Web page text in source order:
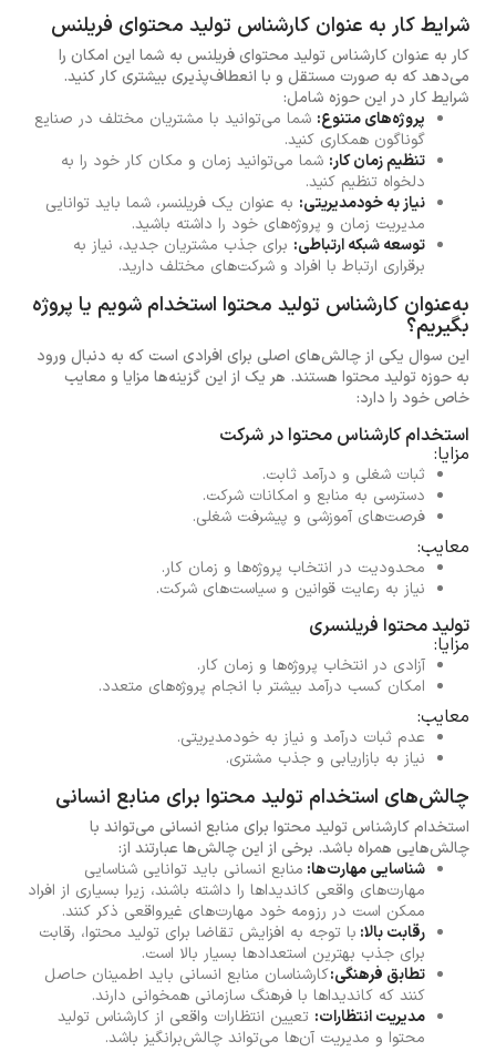
شرایط کار به عنوان کارشناس تولید محتوای فریلنس
کار به عنوان کارشناس تولید محتوای فریلنس به شما این امکان را
می‌دهد که به صورت مستقل و با انعطاف‌پذیری بیشتری کار کنید.
شرایط کار در این حوزه شامل:
پروژه‌های متنوع: شما می‌توانید با مشتریان مختلف در صنایع
گوناگون همکاری کنید.
تنظیم زمان کار: شما می‌توانید زمان و مکان کار خود را به
دلخواه تنظیم کنید.
نیاز به خودمدیریتی: به عنوان یک فریلنسر، شما باید توانایی
مدیریت زمان و پروژه‌های خود را داشته باشید.
توسعه شبکه ارتباطی: برای جذب مشتریان جدید، نیاز به
برقراری ارتباط با افراد و شرکت‌های مختلف دارید.
به‌عنوان کارشناس تولید محتوا استخدام شویم یا پروژه‌
بگیریم؟
این سوال یکی از چالش‌های اصلی برای افرادی است که به دنبال ورود
به حوزه تولید محتوا هستند. هر یک از این گزینه‌ها مزایا و معایب
خاص خود را دارد:
استخدام کارشناس محتوا در شرکت
مزایا:
ثبات شغلی و درآمد ثابت.
دسترسی به منابع و امکانات شرکت.
فرصت‌های آموزشی و پیشرفت شغلی.
معایب:
محدودیت در انتخاب پروژه‌ها و زمان کار.
نیاز به رعایت قوانین و سیاست‌های شرکت.
تولید محتوا فریلنسری
مزایا:
آزادی در انتخاب پروژه‌ها و زمان کار.
امکان کسب درآمد بیشتر با انجام پروژه‌های متعدد.
معایب:
عدم ثبات درآمد و نیاز به خودمدیریتی.
نیاز به بازاریابی و جذب مشتری.
چالش‌های استخدام تولید محتوا برای منابع انسانی
استخدام کارشناس تولید محتوا برای منابع انسانی می‌تواند با
چالش‌هایی همراه باشد. برخی از این چالش‌ها عبارتند از:
شناسایی مهارت‌ها: منابع انسانی باید توانایی شناسایی
مهارت‌های واقعی کاندیداها را داشته باشند، زیرا بسیاری از افراد
ممکن است در رزومه خود مهارت‌های غیرواقعی ذکر کنند.
رقابت بالا: با توجه به افزایش تقاضا برای تولید محتوا، رقابت
برای جذب بهترین استعدادها بسیار بالا است.
تطابق فرهنگی:کارشناسان منابع انسانی باید اطمینان حاصل
کنند که کاندیداها با فرهنگ سازمانی همخوانی دارند.
مدیریت انتظارات: تعیین انتظارات واقعی از کارشناس تولید
محتوا و مدیریت آن‌ها می‌تواند چالش‌برانگیز باشد.